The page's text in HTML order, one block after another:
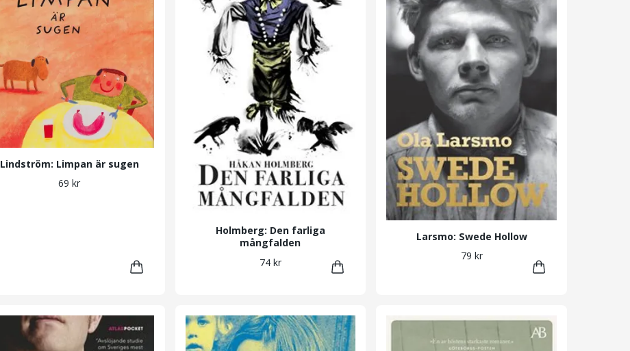
Lindström: Limpan är sugen
69 kr
Holmberg: Den farliga
mångfalden
74 kr
Larsmo: Swede Hollow
79 kr